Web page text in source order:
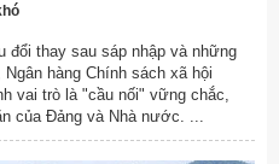
đổi thay sau sáp nhập và những
hàng Chính sách xã hội
vai trò là "cầu nối" vững chắc,
của Đảng và Nhà nước. ...